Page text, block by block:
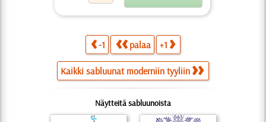
-1 palaa +1
Kaikki sabluunat moderniin tyyliin
Näytteitä sabluunoista